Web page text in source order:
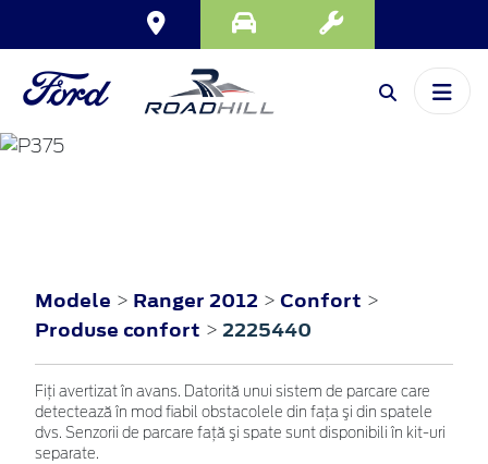
Modele > Ranger 2012 > Confort >
Produse confort > 2225440
Fiţi avertizat în avans. Datorită unui sistem de parcare care
detectează în mod fiabil obstacolele din faţa şi din spatele
dvs. Senzorii de parcare faţă şi spate sunt disponibili în kit-uri
separate.